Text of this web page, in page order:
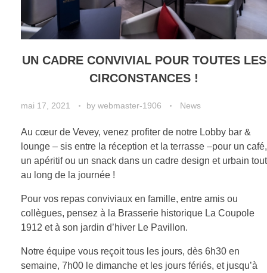
UN CADRE CONVIVIAL POUR TOUTES LES
CIRCONSTANCES !
mai 17, 2021 by webmaster-1906 News
Au cœur de Vevey, venez profiter de notre Lobby bar &
lounge – sis entre la réception et la terrasse –pour un café,
un apéritif ou un snack dans un cadre design et urbain tout
au long de la journée !
Pour vos repas conviviaux en famille, entre amis ou
collègues, pensez à la Brasserie historique La Coupole
1912 et à son jardin d’hiver Le Pavillon.
Notre équipe vous reçoit tous les jours, dès 6h30 en
semaine, 7h00 le dimanche et les jours fériés, et jusqu’à